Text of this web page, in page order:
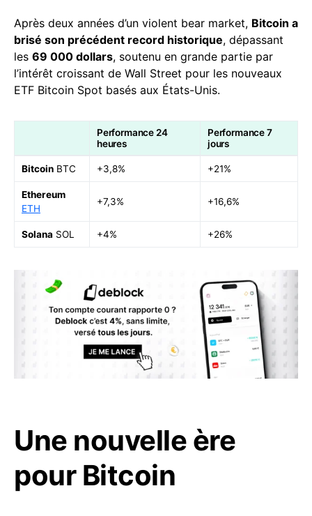
Après deux années d’un violent bear market, Bitcoin a
brisé son précédent record historique, dépassant
les 69 000 dollars, soutenu en grande partie par
l’intérêt croissant de Wall Street pour les nouveaux
ETF Bitcoin Spot basés aux États-Unis.
Performance 24
heures
Performance 7
jours
Bitcoin BTC +3,8% +21%
Ethereum
ETH
+7,3% +16,6%
Solana SOL +4% +26%
Une nouvelle ère
pour Bitcoin